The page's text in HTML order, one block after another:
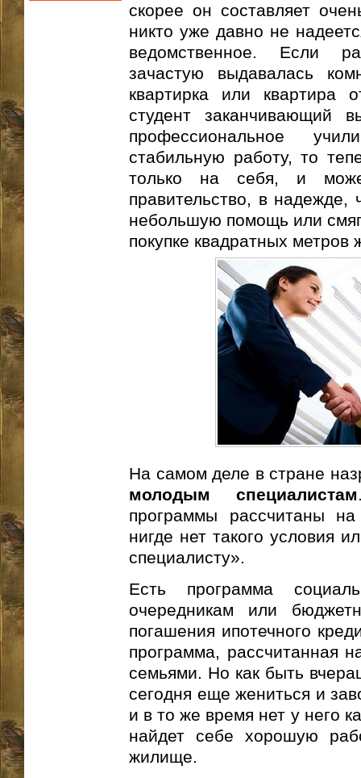
скорее он составляет
никто уже давно не
ведомственное. Если
зачастую выдавалась
квартирка или квартира
студент заканчивающий
профессиональное
стабильную работу, то
только на себя, и
правительство, в надежде,
небольшую помощь или
покупке квадратных метров
На самом деле в стране
молодым специалистам
программы рассчитаны
нигде нет такого условия
специалисту».
Есть программа
очередникам или
погашения ипотечного
программа, рассчитанная
семьями. Но как быть
сегодня еще жениться и
и в то же время нет у него
найдет себе хорошую
жилище.